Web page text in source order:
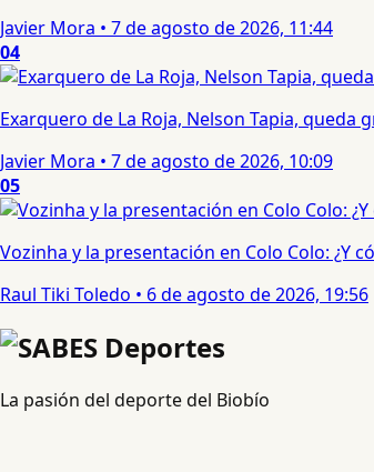
Javier Mora • 7 de agosto de 2026, 11:44
04
Exarquero de La Roja, Nelson Tapia,
Javier Mora • 7 de agosto de 2026, 10:09
05
Vozinha y la presentación en Colo Colo: ¿Y
Raul Tiki Toledo • 6 de agosto de 2026, 19:56
La pasión del deporte del Biobío